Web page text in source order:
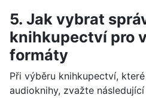
5. Jak vybrat
knihkupectví pro
formáty
Při výběru knihkupectví,
audioknihy, zvažte